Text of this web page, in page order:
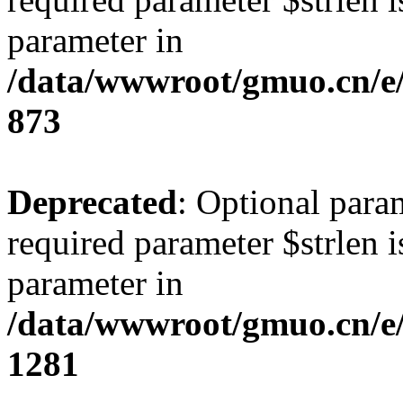
parameter in
/data/wwwroot/gmuo.cn/
873
Deprecated: Optional
required parameter $strlen
parameter in
/data/wwwroot/gmuo.cn/
1281